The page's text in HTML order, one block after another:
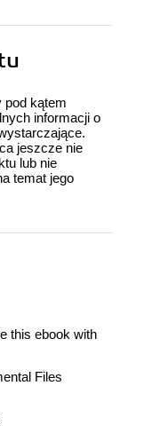
pod kątem
informacji o
jeszcze nie
lub nie
temat jego
this ebook with
Files